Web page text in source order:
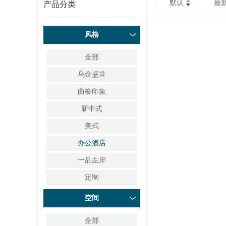
产品分类
风格
全部
乌金盛世
曲柳印象
新中式
美式
办公酒店
一品左岸
定制
空间
全部
默认 最